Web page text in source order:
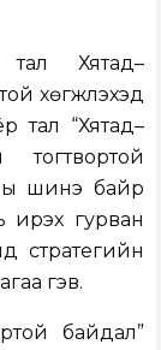
Хятад–
хөгжүүлэхэд
тал “Хятад–
тогтвортой
шинэ байр
ирэх гурван
стратегийн
гэв.
байдал”